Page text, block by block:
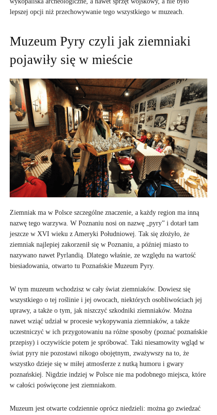
lepszej opcji niż przechowywanie tego wszystkiego w muzeach.
Muzeum Pyry czyli jak ziemniaki
pojawiły się w mieście
Ziemniak ma w Polsce szczególne znaczenie, a każdy region ma inną
nazwę tego warzywa. W Poznaniu nosi on nazwę „pyry” i dotarł tam
jeszcze w XVI wieku z Ameryki Południowej. Tak się złożyło, że
ziemniak najlepiej zakorzenił się w Poznaniu, a później miasto to
nazywano nawet Pyrlandią. Dlatego właśnie, ze względu na wartość
biesiadowania, otwarto tu Poznańskie Muzeum Pyry.
W tym muzeum wchodzisz w cały świat ziemniaków. Dowiesz się
wszystkiego o tej roślinie i jej owocach, niektórych osobliwościach jej
uprawy, a także o tym, jak niszczyć szkodniki ziemniaków. Można
nawet wziąć udział w procesie wykopywania ziemniaków, a także
uczestniczyć w ich przygotowaniu na różne sposoby (poznać poznańskie
przepisy) i oczywiście potem je spróbować. Taki niesamowity wgląd w
świat pyry nie pozostawi nikogo obojętnym, zważywszy na to, że
wszystko dzieje się w miłej atmosferze z nutką humoru i gwary
poznańskiej. Nigdzie indziej w Polsce nie ma podobnego miejsca, które
w całości poświęcone jest ziemniakom.
Muzeum jest otwarte codziennie oprócz niedzieli: można go zwiedzać